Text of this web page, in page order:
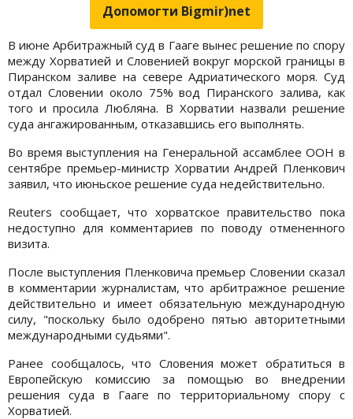
Допомогти Bigmir)net
В июне Арбитражный суд в Гааге вынес решение по спору
между Хорватией и Словенией вокруг морской границы в
Пиранском заливе на севере Адриатического моря. Суд
отдал Словении около 75% вод Пиранского залива, как
того и просила Любляна. В Хорватии назвали решение
суда ангажированным, отказавшись его выполнять.
Во время выступления на Генеральной ассамблее ООН в
сентябре премьер-министр Хорватии Андрей Пленкович
заявил, что июньское решение суда недействительно.
Reuters сообщает, что хорватское правительство пока
недоступно для комментариев по поводу отмененного
визита.
После выступления Пленковича премьер Словении сказал
в комментарии журналистам, что арбитражное решение
действительно и имеет обязательную международную
силу, "поскольку было одобрено пятью авторитетными
международными судьями".
Ранее сообщалось, что Словения может обратиться в
Европейскую комиссию за помощью во внедрении
решения суда в Гааге по территориальному спору с
Хорватией.